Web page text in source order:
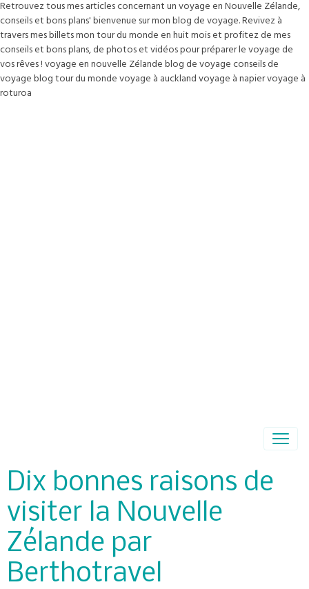
Retrouvez tous mes articles concernant un voyage en Nouvelle Zélande,
conseils et bons plans' bienvenue sur mon blog de voyage. Revivez à
travers mes billets mon tour du monde en huit mois et profitez de mes
conseils et bons plans, de photos et vidéos pour préparer le voyage de
vos rêves ! voyage en nouvelle Zélande blog de voyage conseils de
voyage blog tour du monde voyage à auckland voyage à napier voyage à
roturoa
Dix bonnes raisons de
visiter la Nouvelle
Zélande par
Berthotravel